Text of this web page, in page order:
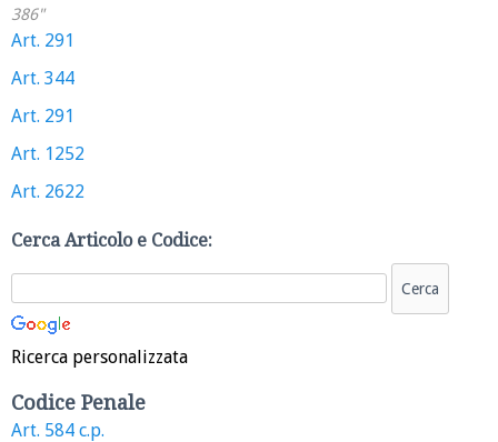
386"
Art. 291
Art. 344
Art. 291
Art. 1252
Art. 2622
Cerca Articolo e Codice:
Ricerca personalizzata
Codice Penale
Art. 584 c.p.